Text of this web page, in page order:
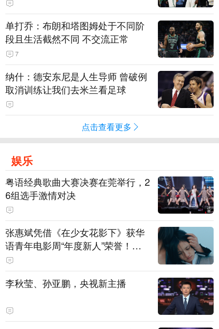
单打乔：布朗和塔图姆处于不同阶
段且生活截然不同 不交流正常
7
纳什：德安东尼是人生导师 曾破例
取消训练让我们去米兰看足球
点击查看更多
娱乐
粤语经典歌曲大赛决赛在莞举行，2
6组选手激情对决
张惠斌凭借《在少女花影下》获华
语青年电影周“年度新人”荣誉！该
电影全程在广州取景，采用粤语对
白，主演均为广州本土演员
李秋莹、孙亚鹏，央视新主播